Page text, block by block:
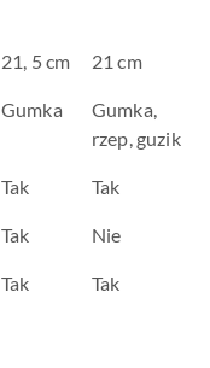
21, 5 cm 21 cm
Gumka
Gumka,
rzep, guzik
Tak Tak
Tak Nie
Tak Tak